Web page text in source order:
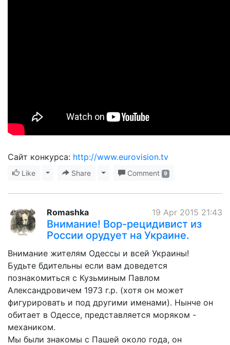
Сайт конкурса: http://www.eurovision.tv
Like Toggle Dropdown
Share Toggle Dropdown
Comment 9
19 Apr 2015 21:43
Romashka
Внимание! Вор-рецидивист из
России орудует на Украине.
Внимание жителям Одессы и всей Украины!
Будьте бдительны если вам доведется
познакомиться с Кузьминым Павлом
Александровичем 1973 г.р. (хотя он может
фигурировать и под другими именами). Нынче он
обитает в Одессе, представляется моряком -
механиком.
Мы были знакомы с Пашей около года, он